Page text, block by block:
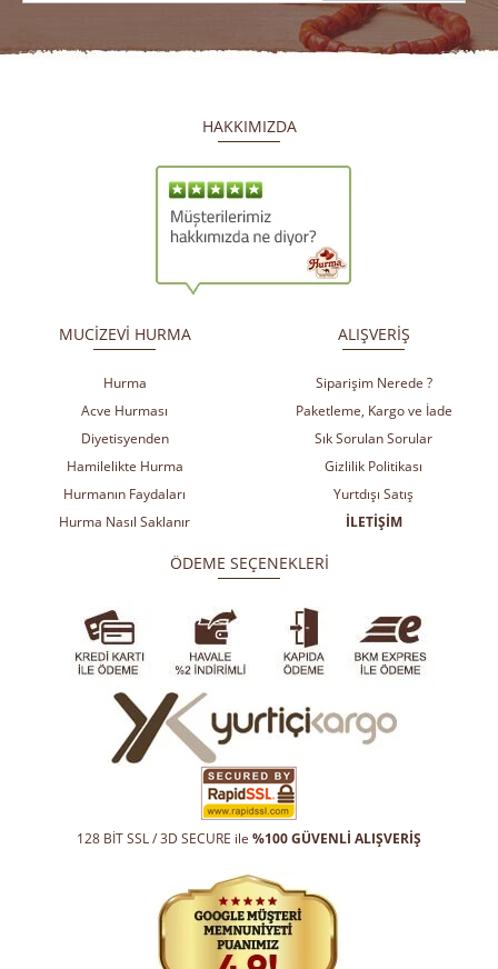
HAKKIMIZDA
MUCİZEVİ HURMA ALIŞVERİŞ
Hurma
Siparişim Nerede ?
Acve Hurması
Paketleme, Kargo ve İade
Diyetisyenden
Sık Sorulan Sorular
Hamilelikte Hurma
Gizlilik Politikası
Hurmanın Faydaları
Yurtdışı Satış
Hurma Nasıl Saklanır
İLETİŞİM
ÖDEME SEÇENEKLERİ
128 BİT SSL / 3D SECURE ile %100 GÜVENLİ ALIŞVERİŞ